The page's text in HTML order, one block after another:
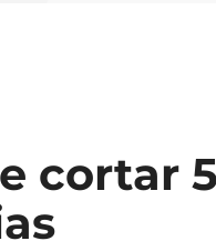
cortar